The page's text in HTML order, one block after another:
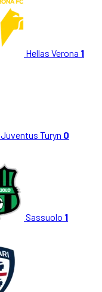
Hellas Verona 1
Juventus Turyn 0
Sassuolo 1